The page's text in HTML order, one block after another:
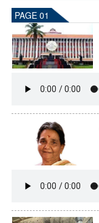
PHOTOS
LIFESTYLE
INFO+
PAGE 01